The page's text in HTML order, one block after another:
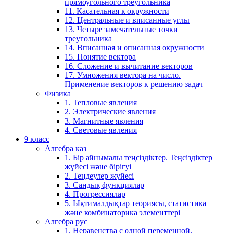
11. Касательная к окружности
12. Центральные и вписанные углы
13. Четыре замечательные точки
треугольника
14. Вписанная и описанная окружности
15. Понятие вектора
16. Сложение и вычитание векторов
17. Умножения вектора на число.
Применение векторов к решению задач
Физика
1. Тепловые явления
2. Электрические явления
3. Магнитные явления
4. Световые явления
9 класс
Алгебра каз
1. Бір айнымалы теңсіздіктер. Теңсіздіктер
жүйесі және бірігуі
2. Теңдеулер жүйесі
3. Сандық функциялар
4. Прогрессиялар
5. Ықтималдықтар теориясы, статистика
және комбинаторика элементтері
Алгебра рус
1. Неравенства с одной переменной.